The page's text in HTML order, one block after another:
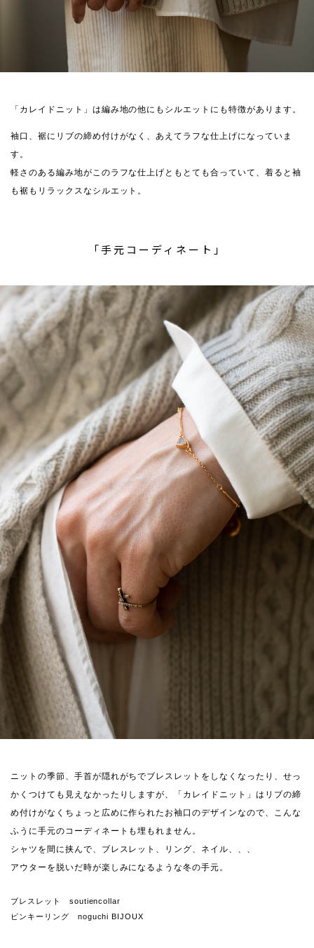
「カレイドニット」は編み地の他にもシルエットにも特徴があります。
袖口、裾にリブの締め付けがなく、あえてラフな仕上げになっていま
す。
軽さのある編み地がこのラフな仕上げともとても合っていて、着ると袖
も裾もリラックスなシルエット。
「手元コーディネート」
ニットの季節、手首が隠れがちでブレスレットをしなくなったり、せっ
かくつけても見えなかったりしますが、「カレイドニット」はリブの締
め付けがなくちょっと広めに作られたお袖口のデザインなので、こんな
ふうに手元のコーディネートも埋もれません。
シャツを間に挟んで、ブレスレット、リング、ネイル、、、
アウターを脱いだ時が楽しみになるような冬の手元。
ブレスレット soutiencollar
ピンキーリング noguchi BIJOUX